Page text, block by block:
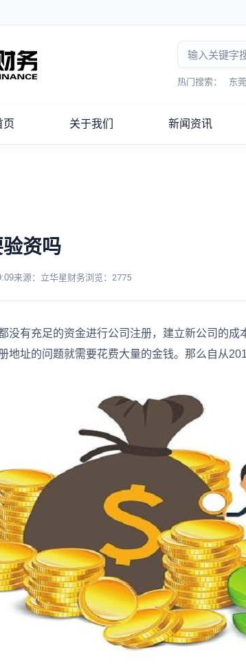
热门搜索： 东莞
页 关于我们 新闻资讯
资吗
来源：立华星财务浏览： 2775
有充足的资金进行公司注册，建立新公司的成
地址的问题就需要花费大量的金钱。那么自从